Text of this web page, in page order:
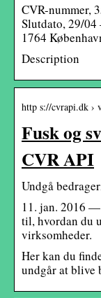
CVR-nummer,
Slutdato, 29/04
1764
Description
http s://cvrapi.dk ›
Fusk og
CVR API
Undgå
11. jan. 2016
til, hvordan du
virksomheder.
Her kan du
undgår at blive